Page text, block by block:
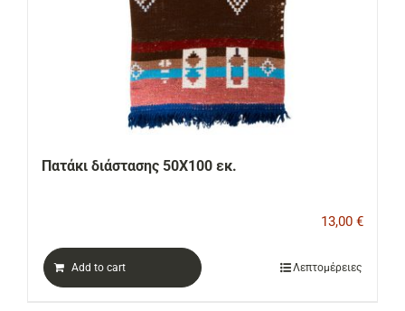
Πατάκι διάστασης 50Χ100 εκ.
13,00 €
Add to cart Λεπτομέρειες